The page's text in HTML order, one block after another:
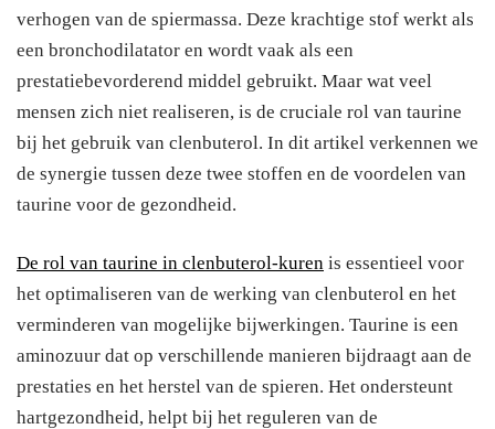
verhogen van de spiermassa. Deze krachtige stof werkt als
een bronchodilatator en wordt vaak als een
prestatiebevorderend middel gebruikt. Maar wat veel
mensen zich niet realiseren, is de cruciale rol van taurine
bij het gebruik van clenbuterol. In dit artikel verkennen we
de synergie tussen deze twee stoffen en de voordelen van
taurine voor de gezondheid.
De rol van taurine in clenbuterol-kuren is essentieel voor
het optimaliseren van de werking van clenbuterol en het
verminderen van mogelijke bijwerkingen. Taurine is een
aminozuur dat op verschillende manieren bijdraagt aan de
prestaties en het herstel van de spieren. Het ondersteunt
hartgezondheid, helpt bij het reguleren van de